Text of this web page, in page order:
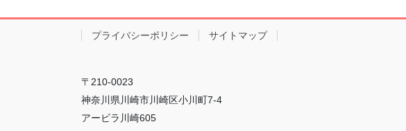
プライバシーポリシー サイトマップ
〒210-0023
神奈川県川崎市川崎区小川町7-4
アービラ川崎605